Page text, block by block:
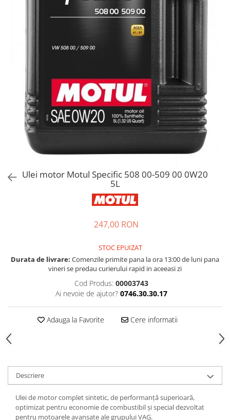
Bord | Plastice Interioare
Parfumuri | Odorizante
CEARA | SEALANT | TRATAMENTE
POLISH | SLEFUIRE | BURETI
LAVETE | PROSOAPE
ACCESORII | ECHIPAMENTE |
APARATURA
Ulei motor Motul Specific 508 00-509 00 0W20
5L
247,00 RON
STOC EPUIZAT
Durata de livrare: Comenzile primite pana la ora 13:00 de luni pana
vineri se predau curierului rapid in aceeasi zi
Cod Produs: 00003743
Ai nevoie de ajutor? 0746.30.30.17
Adauga la Favorite Cere informatii
Descriere
Ulei de motor complet sintetic, de performanță superioară,
optimizat pentru economie de combustibil și special dezvoltat
pentru motoarele avansate ale grupului VAG.